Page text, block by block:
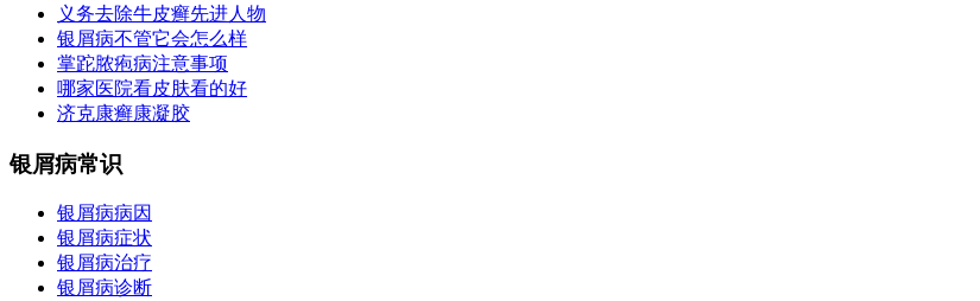
义务去除牛皮癣先进人物
银屑病不管它会怎么样
掌跎脓疱病注意事项
哪家医院看皮肤看的好
济克康癣康凝胶
银屑病常识
银屑病病因
银屑病症状
银屑病治疗
银屑病诊断